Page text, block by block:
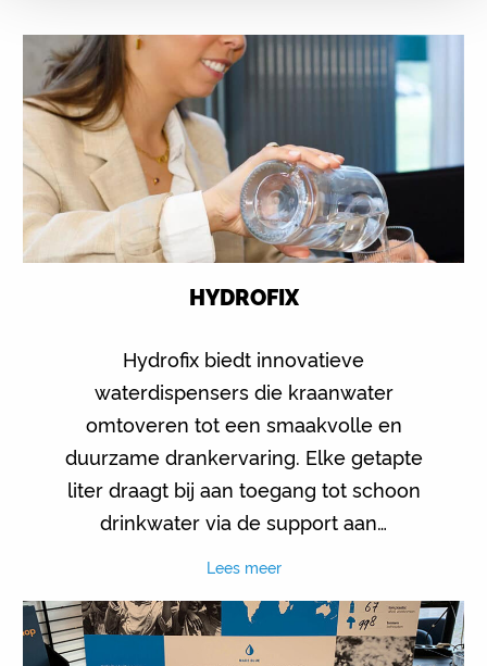
HYDROFIX
Hydrofix biedt innovatieve
waterdispensers die kraanwater
omtoveren tot een smaakvolle en
duurzame drankervaring. Elke getapte
liter draagt bij aan toegang tot schoon
drinkwater via de support aan…
Lees meer